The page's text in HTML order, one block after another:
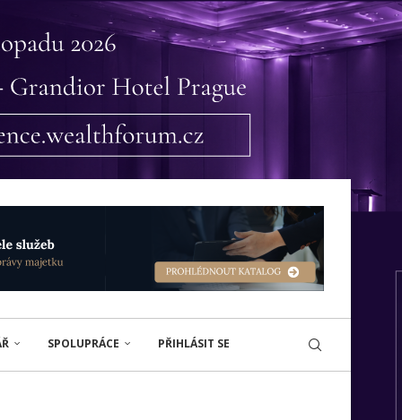
SPOLUPRÁCE PŘIHLÁSIT SE